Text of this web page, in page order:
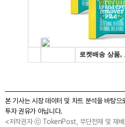
본 기사는 시장 데이터 및 차트 분석을 바탕
투자 권유가 아닙니다.
<저작권자 ⓒ TokenPost, 무단전재 및 재배